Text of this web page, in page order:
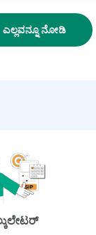
ಎಲ್ಲವನ್ನೂ ನೋಡಿ